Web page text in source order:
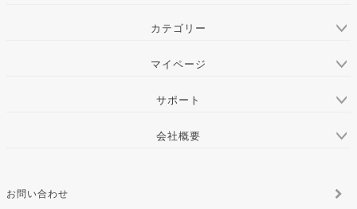
カテゴリー
マイページ
サポート
会社概要
お問い合わせ